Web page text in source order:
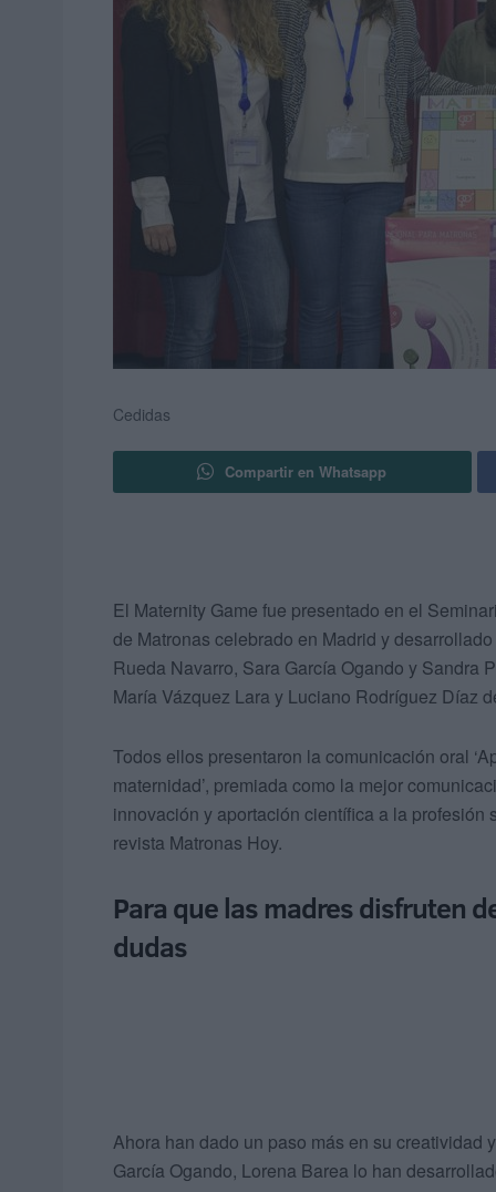
Cedidas
Compartir en Whatsapp
El Maternity Game fue presentado en el
de Matronas celebrado en Madrid y
Rueda Navarro, Sara García Ogando y Sandra
María Vázquez Lara y Luciano Rodríguez Díaz
Todos ellos presentaron la comunicación oral
maternidad’, premiada como la mejor
innovación y aportación científica a la
revista Matronas Hoy.
Para que las madres disfruten
dudas
Ahora han dado un paso más en su creatividad
García Ogando, Lorena Barea lo han